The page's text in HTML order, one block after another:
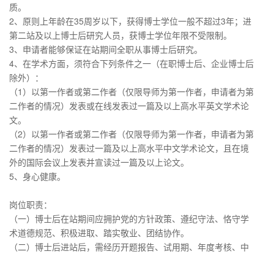
质。
2、原则上年龄在35周岁以下，获得博士学位一般不超过3年；进
第二站及以上博士后研究人员，获博士学位年限不受限制。
3、申请者能够保证在站期间全职从事博士后研究。
4、在学术方面，须符合下列条件之一（在职博士后、企业博士后
除外）：
（1）以第一作者或第二作者（仅限导师为第一作者，申请者为第
二作者的情况）发表或在线发表过一篇及以上高水平英文学术论
文。
（2）以第一作者或第二作者（仅限导师为第一作者，申请者为第
二作者的情况）发表过一篇及以上高水平中文学术论文，且在境
外的国际会议上发表并宣读过一篇及以上论文。
5、身心健康。
岗位职责：
（一）博士后在站期间应拥护党的方针政策、遵纪守法、恪守学
术道德规范、积极进取、踏实敬业、团结协作。
（二）博士后进站后，需经历开题报告、试用期、年度考核、中